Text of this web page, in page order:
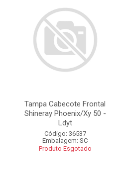
Tampa Cabecote Frontal
Shineray Phoenix/Xy 50 -
Ldyt
Código: 36537
Embalagem: SC
Produto Esgotado